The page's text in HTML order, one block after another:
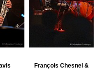
François Chesnel &